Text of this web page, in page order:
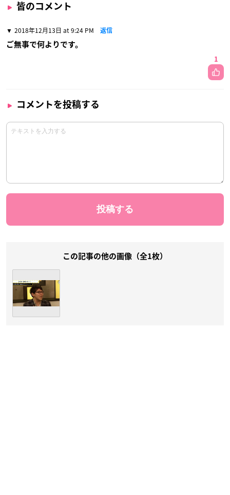
皆のコメント
2018年12月13日 at 9:24 PM 返信
ご無事で何よりです。
1
コメントを投稿する
この記事の他の画像（全1枚）